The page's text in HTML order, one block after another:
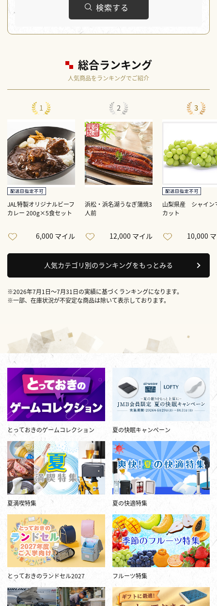
検索する
総合ランキング
人気商品をランキングでご紹介
1
JAL特製オリジナルビーフ
カレー 200g×5食セット
6,000 マイル
2
浜松・浜名湖うなぎ蒲焼3
人前
12,000 マイル
3
山梨県産 シャイン
カット
10,000
人気カテゴリ別のランキングをもっとみる
※2026年7月1日～7月31日の実績に基づくランキングになります。
※一部、在庫状況が不安定な商品は除いて表示しております。
とっておきのゲームコレクション 夏の快眠キャンペーン
夏満喫特集 夏の快適特集
とっておきのランドセル2027 フルーツ特集